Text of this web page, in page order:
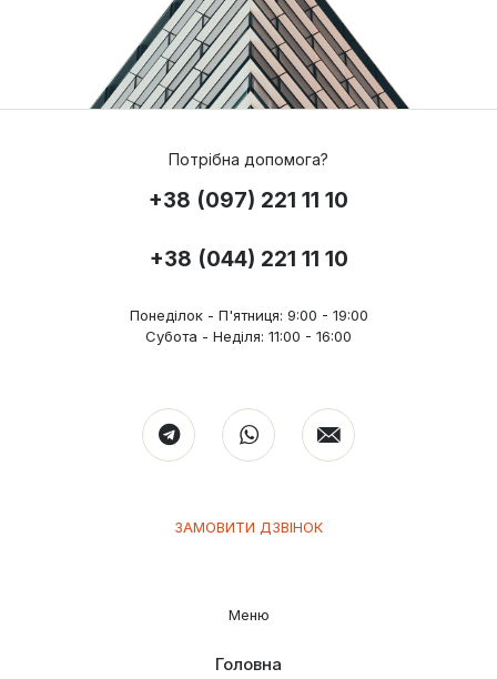
Потрібна допомога?
+38 (097) 221 11 10
+38 (044) 221 11 10
Понеділок - П'ятниця: 9:00 - 19:00
Субота - Неділя: 11:00 - 16:00
ЗАМОВИТИ ДЗВІНОК
Меню
Головна